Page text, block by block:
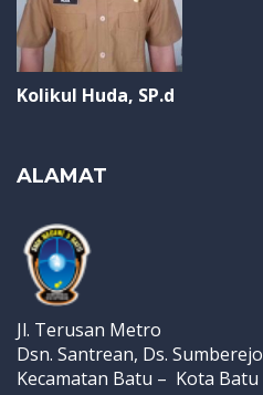
Kolikul Huda, SP.d
ALAMAT
Jl. Terusan Metro
Dsn. Santrean, Ds. Sumberejo
Kecamatan Batu – Kota Batu